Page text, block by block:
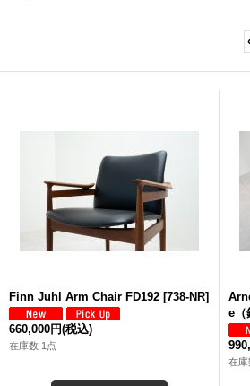
Finn Juhl Arm Chair FD192 [738-NR]
660,000円(税込)
在庫数 1点
e（
在庫